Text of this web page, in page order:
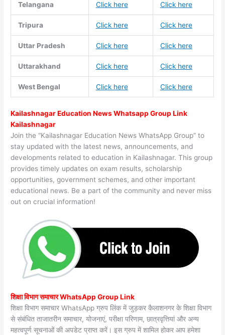
Telangana Click here Click here
Tripura Click here Click here
Uttar Pradesh Click here Click here
Uttarakhand Click here Click here
West Bengal Click here Click here
Kailashnagar Education News Whatsapp Group Link
Kailashnagar
Join the “Kailashnagar Education News WhatsApp Group” to
stay updated with the latest news, announcements, and
developments related to education in Kailashnagar. This group
provides timely updates on exam results, scholarship
opportunities, government schemes, and other important
educational news. Be a part of the community and never miss
out on crucial information!
शिक्षा विभाग समाचार WhatsApp Group Link
शिक्षा विभाग समाचार WhatsApp ग्रुप लिंक में जुड़कर कैलाशनगर के शिक्षा विभाग
से संबंधित ताजातरीन समाचार, योजनाएं, परीक्षा परिणाम, छात्रवृत्तियां और अन्य
महत्वपूर्ण सूचनाओं की अपडेट प्राप्त करें। इस ग्रुप में शामिल होकर आप हमेशा